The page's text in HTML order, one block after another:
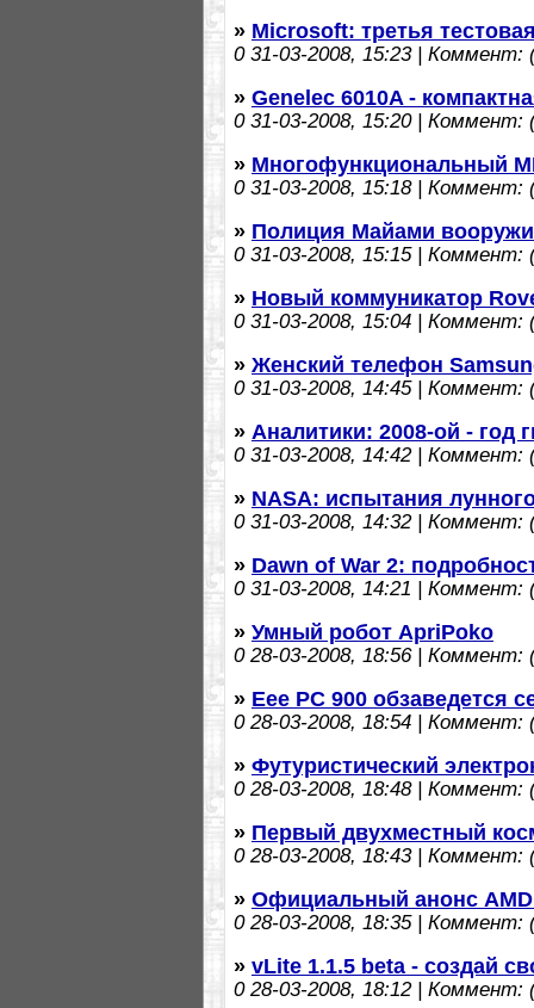
» Microsoft: третья
031-03-2008, 15:23 | Коммент:
» Genelec 6010A -
031-03-2008, 15:20 | Коммент:
» Многофункциональный
031-03-2008, 15:18 | Коммент:
» Полиция Майами
031-03-2008, 15:15 | Коммент:
» Новый коммуникатор
031-03-2008, 15:04 | Коммент:
» Женский телефон
031-03-2008, 14:45 | Коммент:
» Аналитики: 2008-ой - год
031-03-2008, 14:42 | Коммент:
» NASA: испытания
031-03-2008, 14:32 | Коммент:
» Dawn of War 2:
031-03-2008, 14:21 | Коммент:
» Умный робот ApriPoko
028-03-2008, 18:56 | Коммент:
» Eee PC 900 обзаведется
028-03-2008, 18:54 | Коммент:
» Футуристический
028-03-2008, 18:48 | Коммент:
» Первый двухместный
028-03-2008, 18:43 | Коммент:
» Официальный анонс AMD
028-03-2008, 18:35 | Коммент:
» vLite 1.1.5 beta - создай
028-03-2008, 18:12 | Коммент: